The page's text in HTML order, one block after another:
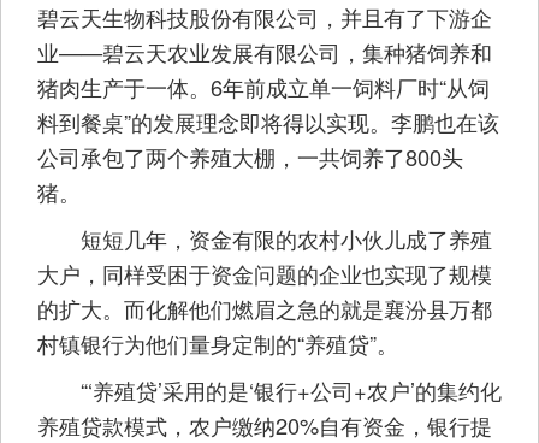
碧云天生物科技股份有限公司，并且有了下游企
业——碧云天农业发展有限公司，集种猪饲养和
猪肉生产于一体。6年前成立单一饲料厂时“从饲
料到餐桌”的发展理念即将得以实现。李鹏也在该
公司承包了两个养殖大棚，一共饲养了800头
猪。
短短几年，资金有限的农村小伙儿成了养殖
大户，同样受困于资金问题的企业也实现了规模
的扩大。而化解他们燃眉之急的就是襄汾县万都
村镇银行为他们量身定制的“养殖贷”。
“‘养殖贷’采用的是‘银行+公司+农户’的集约化
养殖贷款模式，农户缴纳20%自有资金，银行提